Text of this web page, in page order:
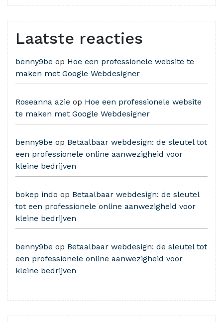
Laatste reacties
benny9be op Hoe een professionele website te
maken met Google Webdesigner
Roseanna azie op Hoe een professionele website
te maken met Google Webdesigner
benny9be op Betaalbaar webdesign: de sleutel tot
een professionele online aanwezigheid voor
kleine bedrijven
bokep indo op Betaalbaar webdesign: de sleutel
tot een professionele online aanwezigheid voor
kleine bedrijven
benny9be op Betaalbaar webdesign: de sleutel tot
een professionele online aanwezigheid voor
kleine bedrijven